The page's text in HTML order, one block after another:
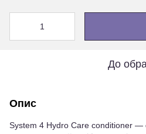
До
Опис
System 4 Hydro Care conditioner —